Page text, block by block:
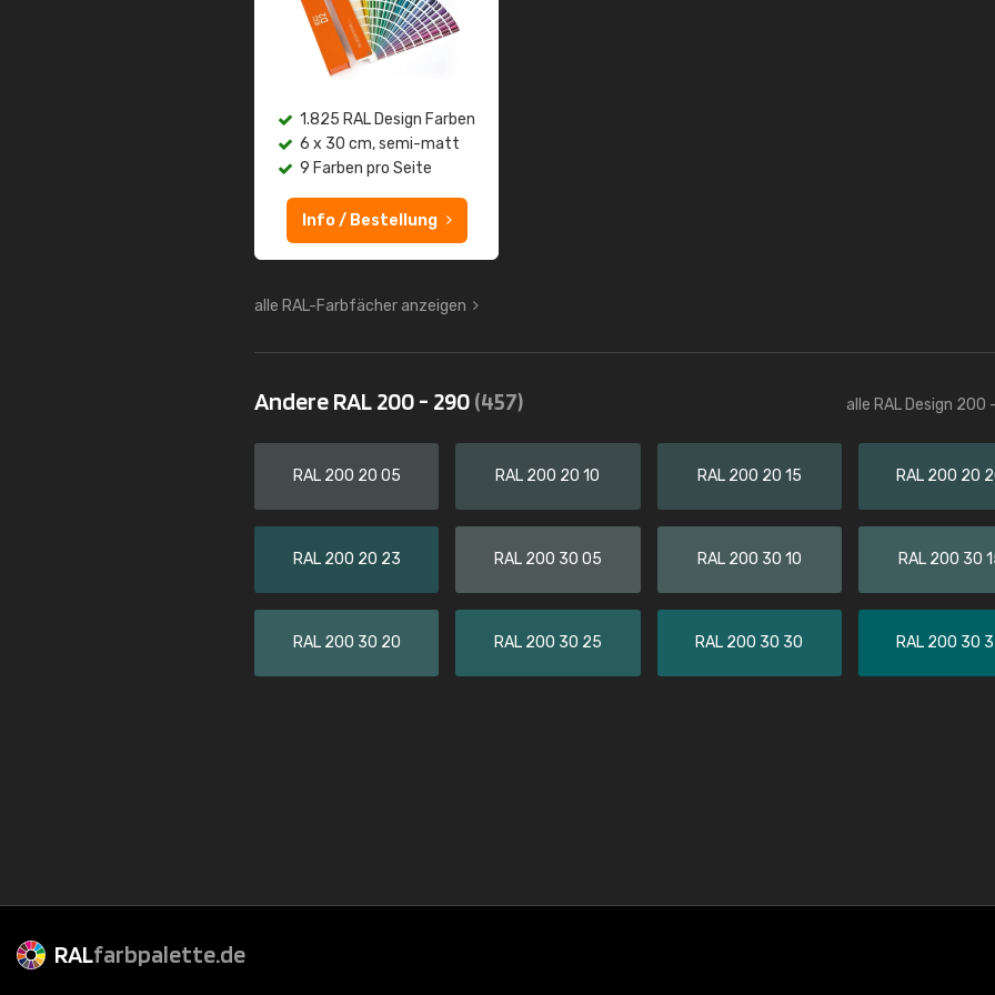
1.825 RAL Design Farben
6 x 30 cm, semi-matt
9 Farben pro Seite
Info / Bestellung
alle RAL-Farbfächer anzeigen
Andere RAL 200 - 290(457) alle RAL Design 200
RAL 200 20 05 RAL 200 20 10 RAL 200 20 15 RAL 200 20
RAL 200 20 23 RAL 200 30 05 RAL 200 30 10 RAL 200 30
RAL 200 30 20 RAL 200 30 25 RAL 200 30 30 RAL 200 30
RALfarbpalette.de